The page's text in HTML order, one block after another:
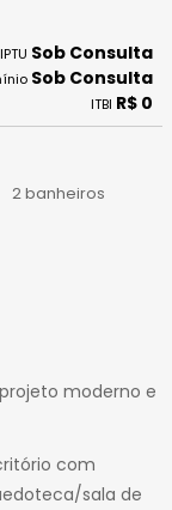
IPTU Sob Consulta
Sob Consulta
ITBI R$ 0
2 banheiros
moderno e
com
sala de